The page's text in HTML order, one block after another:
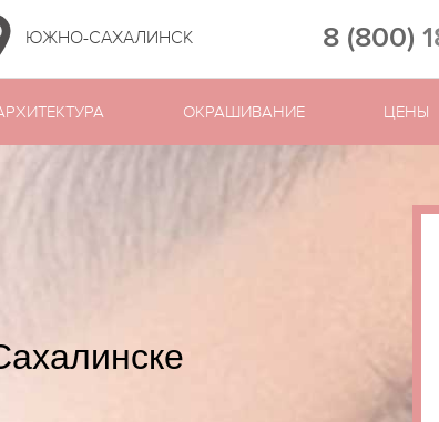
ЮЖНО-САХАЛИНСК 8 (800)
ОКРАШИВАНИЕ ЦЕНЫ